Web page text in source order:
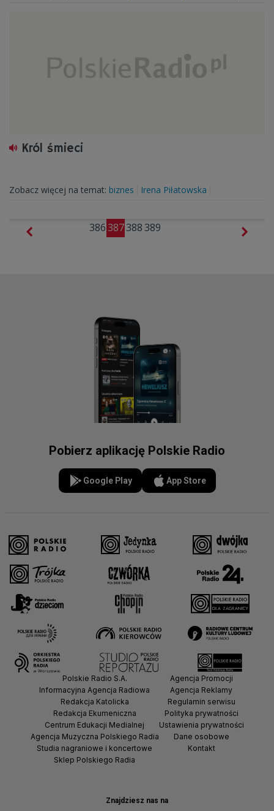
Król śmieci
Zobacz więcej na temat: biznes Irena Piłatowska
386387 388 389
Pobierz aplikację Polskie Radio
Google Play App Store
Znajdziesz nas na
Polskie Radio S.A.
Informacyjna Agencja Radiowa
Redakcja Katolicka
Redakcja Ekumeniczna
Centrum Edukacji Medialnej
Agencja Muzyczna Polskiego Radia
Studia nagraniowe i koncertowe
Sklep Polskiego Radia
Agencja Promocji
Agencja Reklamy
Regulamin serwisu
Polityka prywatności
Ustawienia prywatności
Dane osobowe
Kontakt